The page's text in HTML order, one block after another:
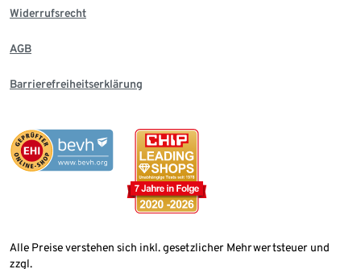
Widerrufsrecht
AGB
Barrierefreiheitserklärung
Alle Preise verstehen sich inkl. gesetzlicher Mehrwertsteuer und
zzgl.